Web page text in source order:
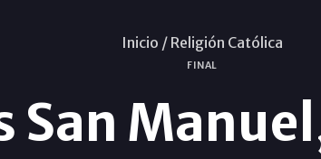
Inicio / Religión Católica
FINAL
San